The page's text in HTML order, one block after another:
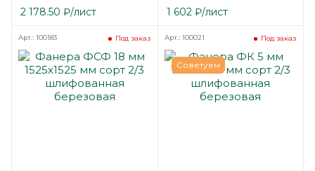
2 178.50 ₽/лист 1 602₽/лист
Под заказ
Арт.: 100183
Советуем
Под заказ
Арт.: 100021